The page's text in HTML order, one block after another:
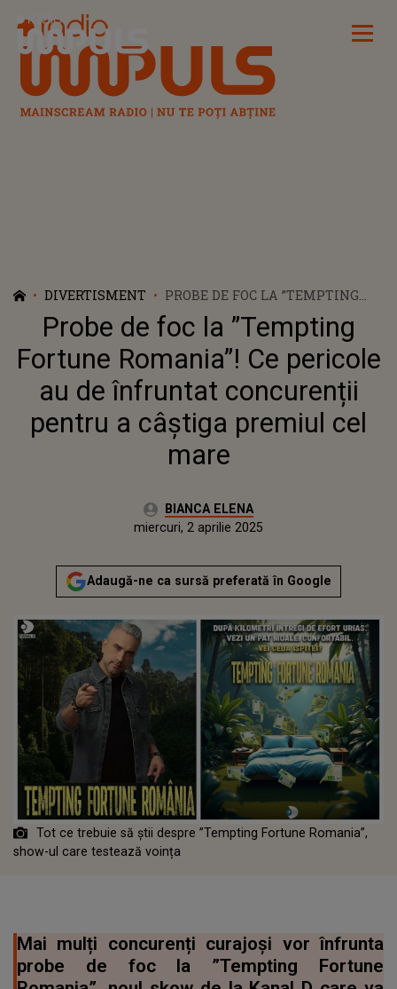
Radio Impuls
DIVERTISMENT
PROBE DE FOC LA ”TEMPTING
FORTUNE ROMANIA”! CE
PERICOLE AU DE ÎNFRUNTAT
CONCURENȚII PENTRU A
CÂȘTIGA PREMIUL CEL MARE
Probe de foc la ”Tempting
Fortune Romania”! Ce pericole
au de înfruntat concurenții
pentru a câștiga premiul cel
mare
Autor:BIANCA ELENA
Publicat:
miercuri, 2 aprilie 2025
Adaugă-ne ca sursă preferată în Google
Tot ce trebuie să știi despre ”Tempting Fortune Romania”,
show-ul care testează voința
Mai mulți concurenți curajoși vor înfrunta
probe de foc la ”Tempting Fortune